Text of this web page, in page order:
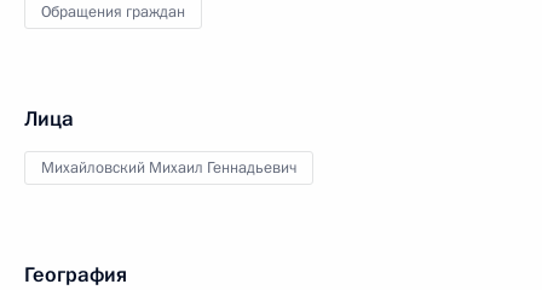
Обращения граждан
Лица
Михайловский Михаил Геннадьевич
География